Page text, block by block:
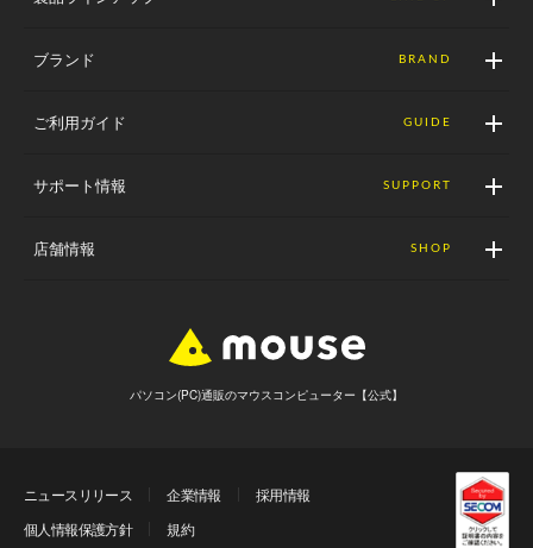
ブランド BRAND
ご利用ガイド GUIDE
サポート情報 SUPPORT
店舗情報 SHOP
パソコン(PC)通販のマウスコンピューター【公式】
ニュースリリース 企業情報
採用情報
個人情報保護方針
規約